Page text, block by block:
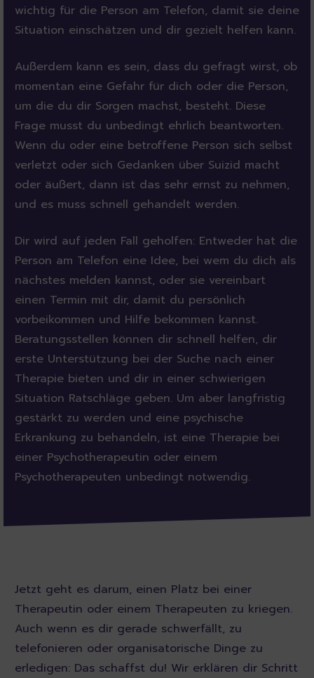
wichtig für die Person am Telefon, damit sie deine
Situation einschätzen und dir gezielt helfen kann.
Außerdem kann es sein, dass du gefragt wirst, ob
momentan eine Gefahr für dich oder die Person,
um die du dir Sorgen machst, besteht. Diese
Frage musst du unbedingt ehrlich beantworten.
Wenn du oder eine betroffene Person sich selbst
verletzt oder sich Gedanken über Suizid macht
oder äußert, dann ist das sehr ernst zu nehmen,
und es muss schnell gehandelt werden.
Dir wird auf jeden Fall geholfen: Entweder hat die
Person am Telefon eine Idee, bei wem du dich als
nächstes melden kannst, oder sie vereinbart
einen Termin mit dir, damit du persönlich
vorbeikommen und Hilfe bekommen kannst.
Beratungsstellen können dir schnell helfen, dir
erste Unterstützung bei der Suche nach einer
Therapie bieten und dir in einer schwierigen
Situation Ratschläge geben. Um aber langfristig
gestärkt zu werden und eine psychische
Erkrankung zu behandeln, ist eine Therapie bei
einer Psychotherapeutin oder einem
Psychotherapeuten unbedingt notwendig.
Jetzt geht es darum, einen Platz bei einer
Therapeutin oder einem Therapeuten zu kriegen.
Auch wenn es dir gerade schwerfällt, zu
telefonieren oder organisatorische Dinge zu
erledigen: Das schaffst du! Wir erklären dir Schritt